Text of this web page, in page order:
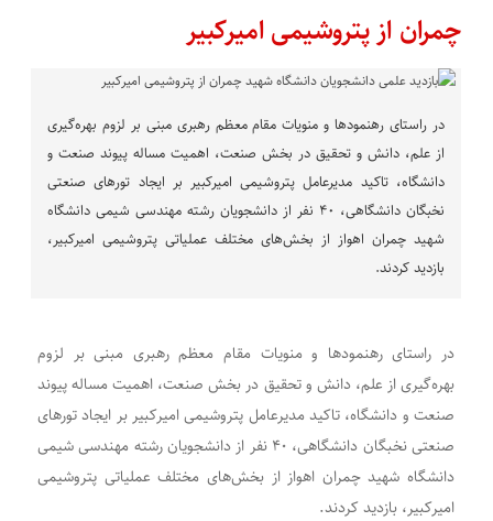
چمران از پتروشیمی امیرکبیر
در راستای رهنمودها و منویات مقام معظم رهبری مبنی بر لزوم بهره‌گیری
از علم، دانش و تحقیق در بخش صنعت، اهمیت مساله پیوند صنعت و
دانشگاه، تاکید مدیرعامل پتروشیمی امیرکبیر بر ایجاد تورهای صنعتی
نخبگان دانشگاهی، ۴۰ نفر از دانشجویان رشته مهندسی شیمی دانشگاه
شهید چمران اهواز از بخش‌های مختلف عملیاتی پتروشیمی امیرکبیر،
بازدید کردند.
در راستای رهنمودها و منویات مقام معظم رهبری مبنی بر لزوم
بهره‌گیری از علم، دانش و تحقیق در بخش صنعت، اهمیت مساله پیوند
صنعت و دانشگاه، تاکید مدیرعامل پتروشیمی امیرکبیر بر ایجاد تورهای
صنعتی نخبگان دانشگاهی، ۴۰ نفر از دانشجویان رشته مهندسی شیمی
دانشگاه شهید چمران اهواز از بخش‌های مختلف عملیاتی پتروشیمی
امیرکبیر، بازدید کردند.